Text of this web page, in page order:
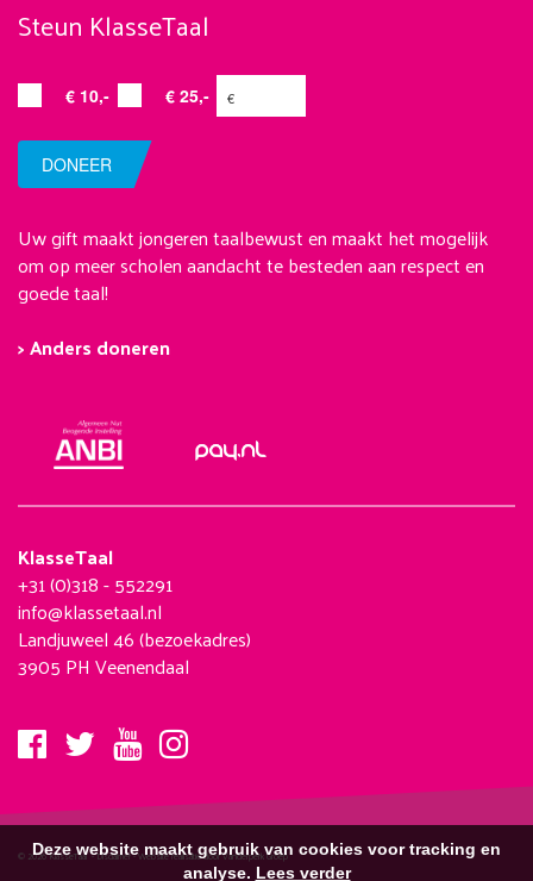
Steun KlasseTaal
€ 10,- € 25,-
DONEER
Uw gift maakt jongeren taalbewust en maakt het mogelijk
om op meer scholen aandacht te besteden aan respect en
goede taal!
> Anders doneren
KlasseTaal
+31 (0)318 - 552291
info@klassetaal.nl
Landjuweel 46 (bezoekadres)
3905 PH Veenendaal
© 2026 KlasseTaal -Disclaimer-Website realisatie door Vanderperk Groep
Deze website maakt gebruik van cookies voor tracking en
analyse. Lees verder